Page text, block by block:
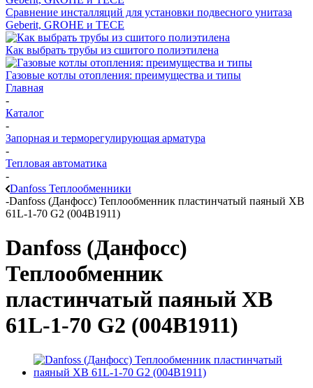
Сравнение инсталляций для установки подвесного унитаза
Geberit, GROHE и TECE
Как выбрать трубы из сшитого полиэтилена
Газовые котлы отопления: преимущества и типы
Главная
-
Каталог
-
Запорная и терморегулирующая арматура
-
Тепловая автоматика
-
Danfoss Теплообменники
-Danfoss (Данфосс) Теплообменник пластинчатый паяный XB
61L-1-70 G2 (004B1911)
Danfoss (Данфосс)
Теплообменник
пластинчатый паяный XB
61L-1-70 G2 (004B1911)